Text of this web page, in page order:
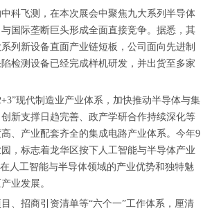
科飞测，在本次展会中聚焦九大系列半导体
国际垄断巨头形成全面直接竞争。据悉，其
列新设备直面产业链短板，公司面向先进制
检测设备已经完成样机研发，并出货至多家
现代制造业产业体系，加快推动半导体与集
新支撑日趋完善、政产学研合作持续深化等
、产业配套齐全的集成电路产业体系。今年9
，标志着龙华区按下人工智能与半导体产业
人工智能与半导体领域的产业优势和独特魅
业发展。
、招商引资清单等“六个一”工作体系，厘清